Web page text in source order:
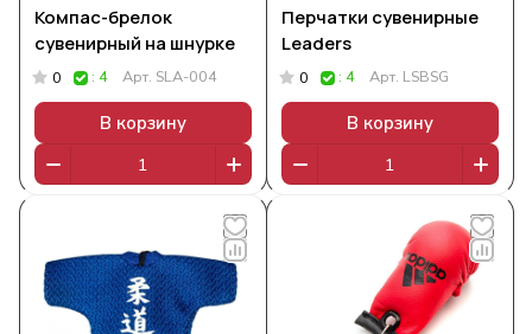
Компас-брелок
сувенирный на шнурке
0 : 4 Арт. SLA-004
В корзину
Перчатки сувенирные
Leaders
0 : 4 Арт. LSBSG
В корзину